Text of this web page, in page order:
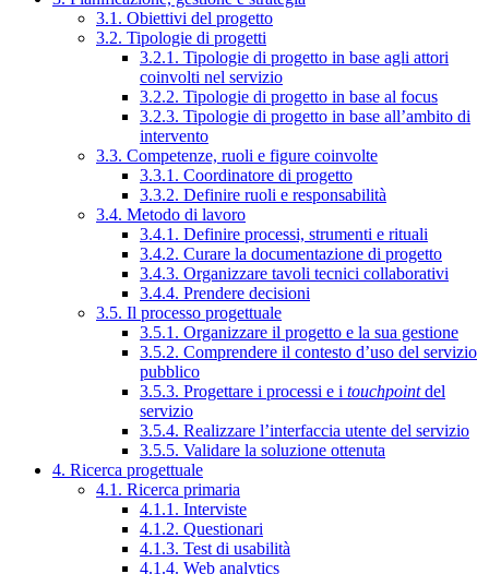
3.1. Obiettivi del progetto
3.2. Tipologie di progetti
3.2.1. Tipologie di progetto in base agli attori
coinvolti nel servizio
3.2.2. Tipologie di progetto in base al focus
3.2.3. Tipologie di progetto in base all’ambito di
intervento
3.3. Competenze, ruoli e figure coinvolte
3.3.1. Coordinatore di progetto
3.3.2. Definire ruoli e responsabilità
3.4. Metodo di lavoro
3.4.1. Definire processi, strumenti e rituali
3.4.2. Curare la documentazione di progetto
3.4.3. Organizzare tavoli tecnici collaborativi
3.4.4. Prendere decisioni
3.5. Il processo progettuale
3.5.1. Organizzare il progetto e la sua gestione
3.5.2. Comprendere il contesto d’uso del servizio
pubblico
3.5.3. Progettare i processi e i touchpointdel
servizio
3.5.4. Realizzare l’interfaccia utente del servizio
3.5.5. Validare la soluzione ottenuta
4. Ricerca progettuale
4.1. Ricerca primaria
4.1.1. Interviste
4.1.2. Questionari
4.1.3. Test di usabilità
4.1.4. Web analytics